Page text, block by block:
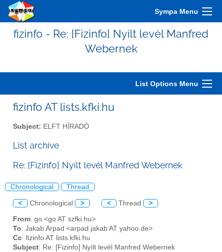
Sympa Menu
fizinfo - Re: [Fizinfo] Nyílt levél Manfred
Webernek
List Options Menu
fizinfo AT lists.kfki.hu
Subject: ELFT HÍRADÓ
List archive
Re: [Fizinfo] Nyílt levél Manfred Webernek
Chronological Thread
< Chronological > < Thread >
From: go <go AT szfki.hu>
To: Jakab Arpad <arpad.jakab AT yahoo.de>
Cc: fizinfo AT lists.kfki.hu
Subject: Re: [Fizinfo] Nyílt levél Manfred Webernek